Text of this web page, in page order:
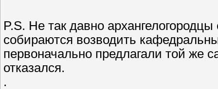
P.S. Не так давно
собираются возводить
первоначально предлагали той же
отказался.
.